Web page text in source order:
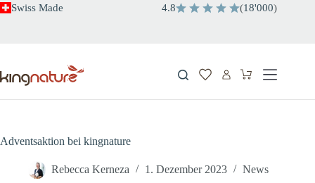
ZumSwiss Made 4.8 (18'000)
Warenkorb
Adventsaktion bei kingnature
Rebecca Kerneza 1. Dezember 2023 News